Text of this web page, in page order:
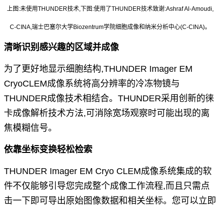
上图:未使用THUNDER技术,下图:使用了THUNDER技术致谢:Ashraf Al-Amoudi,
C-CINA,瑞士巴塞尔大学Biozentrum学院细胞成像和纳米分析中心(C-CINA)。
清晰识别感兴趣的区域并成像
为了更好地显示细胞结构,THUNDER Imager EM
CryoCLEM成像系统将高分辨率的冷冻物镜与
THUNDER成像技术相结合。THUNDER采用创新的徕
卡成像解析技术方法,可消除宽场观察时可能出现的离
焦模糊信号。
依靠坐标变换轻松检索
THUNDER Imager EM Cryo CLEM成像系统集成的软
件不仅能够引导您完成整个成像工作流程,而且只需点
击一下即可导出原始图像数据和相关坐标。您可 以立即